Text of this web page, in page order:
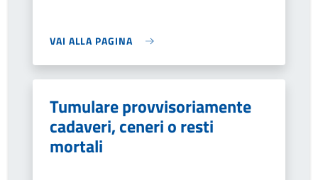
VAI ALLA PAGINA
Tumulare provvisoriamente
cadaveri, ceneri o resti
mortali